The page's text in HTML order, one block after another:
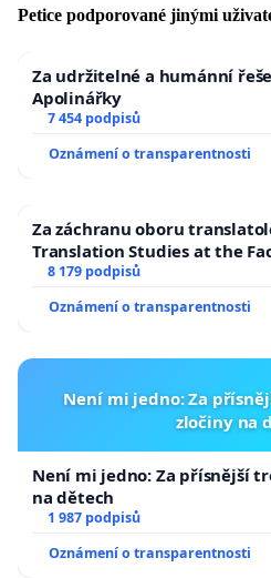
Petice podporované jinými
Za udržitelné a humánní
Apolinářky
7 454 podpisů
Oznámení o transparentnosti
Za záchranu oboru
Translation Studies at the
University
8 179 podpisů
Oznámení o transparentnosti
Není mi jedno: Za
zločiny na
Není mi jedno: Za přísnější
na dětech
1 987 podpisů
Oznámení o transparentnosti